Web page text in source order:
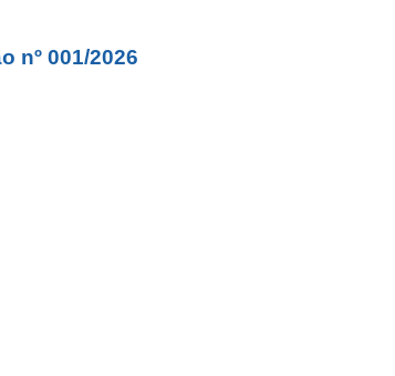
nº 001/2026